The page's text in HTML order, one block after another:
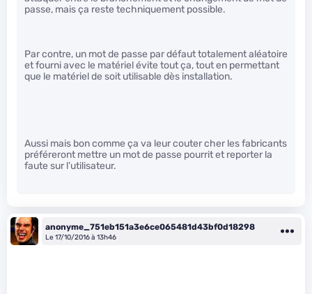
passe, mais ça reste techniquement possible.
Par contre, un mot de passe par défaut totalement aléatoire
et fourni avec le matériel évite tout ça, tout en permettant
que le matériel de soit utilisable dès installation.
Aussi mais bon comme ça va leur couter cher les fabricants
préféreront mettre un mot de passe pourrit et reporter la
faute sur l’utilisateur.
anonyme_751eb151a3e6ce065481d43bf0d18298
Le 17/10/2016 à 13h46